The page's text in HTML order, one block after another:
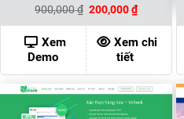
900,000₫ Giá
gốc
là:
900,000 ₫.
200,000₫Giá
hiện
tại
là:
200,000 ₫.
Xem
Demo
Xem chi
tiết